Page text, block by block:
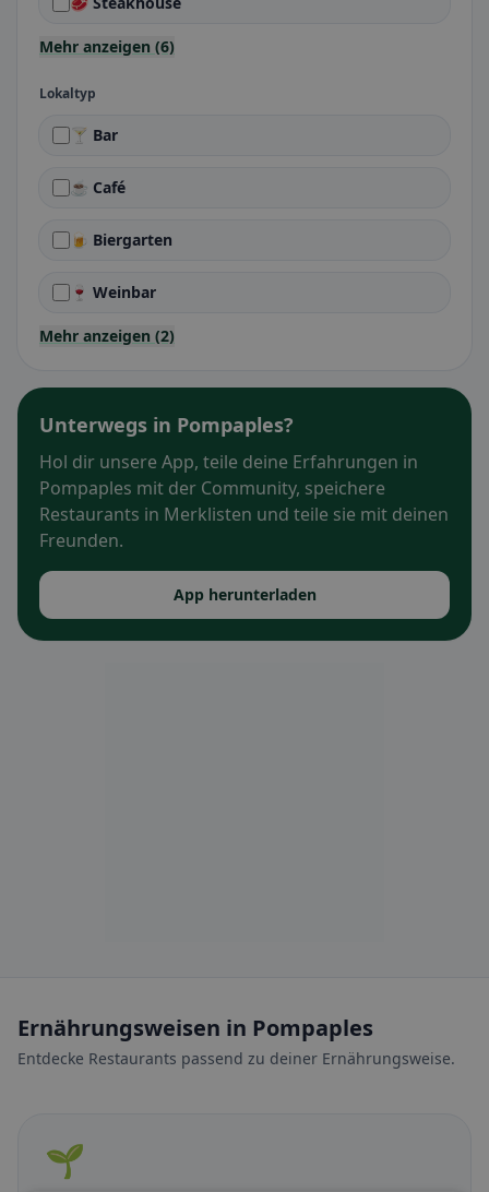
Mehr anzeigen (6)
Lokaltyp
🍸 Bar
☕ Café
🍺 Biergarten
🍷 Weinbar
Mehr anzeigen (2)
Unterwegs in Pompaples?
Hol dir unsere App, teile deine Erfahrungen in
Pompaples mit der Community, speichere
Restaurants in Merklisten und teile sie mit deinen
Freunden.
App herunterladen
Ernährungsweisen in Pompaples
Entdecke Restaurants passend zu deiner Ernährungsweise.
🌱